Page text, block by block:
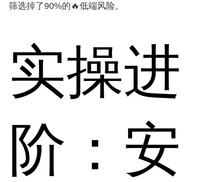
筛选掉了90%的🔥低端风险。
实操进
阶：安